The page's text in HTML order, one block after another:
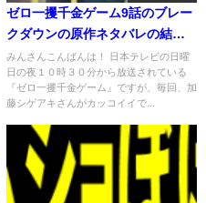
ゼロ一攫千金ゲーム9話のブレー
クダウンの原作ネタバレの結末
は？ルールなど
みんさんこんばんは！ 日本テレビの日曜
日の夜１０時３０分から放送されている
『ゼロ一攫千金ゲーム』ですが、毎回、加
藤シゲアキさんがカッコイイで...